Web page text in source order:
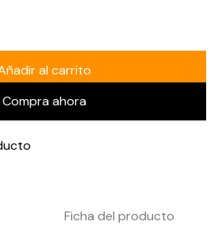
al carrito
Compra ahora
Ficha del producto